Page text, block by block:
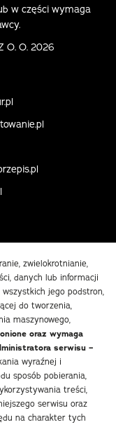
w części wymaga
O. O. 2026
zwielokrotnianie,
danych lub informacji
jego podstron,
do tworzenia,
maszynowego,
oraz wymaga
serwisu –
wyraźnej i
sposób pobierania,
treści,
serwisu oraz
na charakter tych